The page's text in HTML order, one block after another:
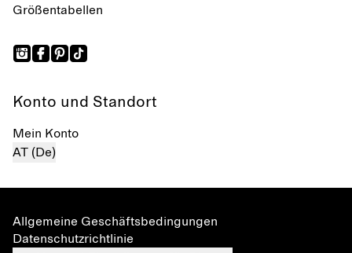
Größentabellen
Konto und Standort
Mein Konto
AT (De)
Allgemeine Geschäftsbedingungen
Datenschutzrichtlinie